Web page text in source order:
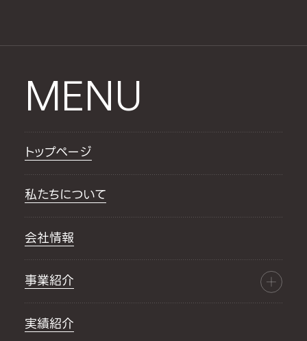
MENU
トップページ
私たちについて
会社情報
事業紹介
実績紹介